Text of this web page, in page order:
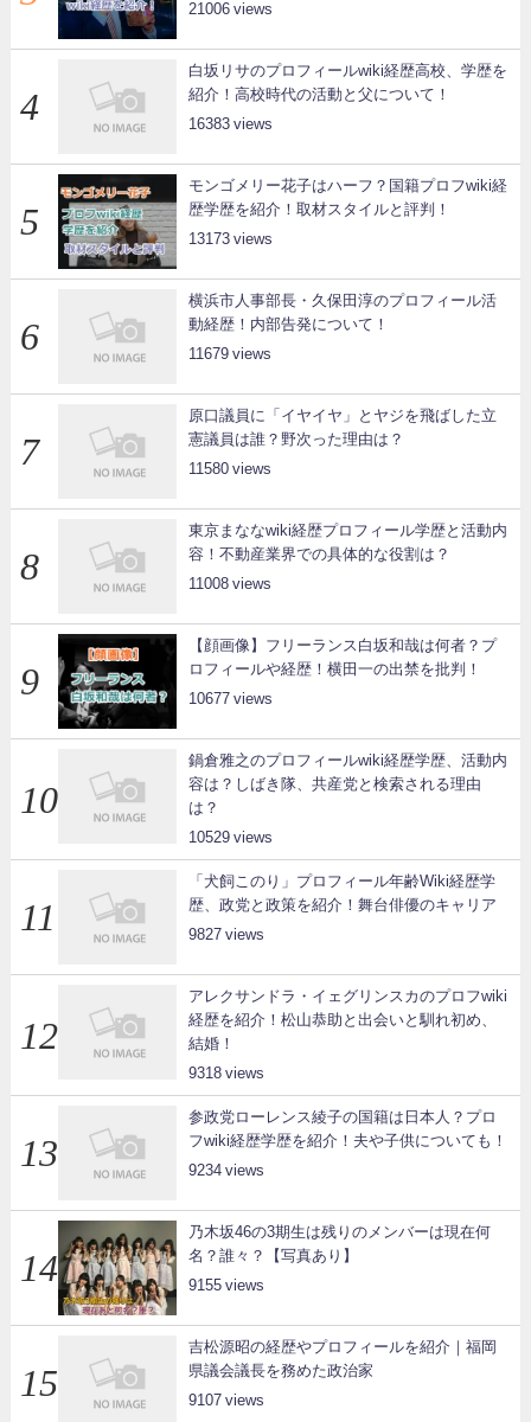
21006
白坂リサのプロフィールwiki経歴高校、学歴を
紹介！高校時代の活動と父について！
16383
モンゴメリー花子はハーフ？国籍プロフwiki経
歴学歴を紹介！取材スタイルと評判！
13173
横浜市人事部長・久保田淳のプロフィール活
動経歴！内部告発について！
11679
原口議員に「イヤイヤ」とヤジを飛ばした立
憲議員は誰？野次った理由は？
11580
東京まななwiki経歴プロフィール学歴と活動内
容！不動産業界での具体的な役割は？
11008
【顔画像】フリーランス白坂和哉は何者？プ
ロフィールや経歴！横田一の出禁を批判！
10677
鍋倉雅之のプロフィールwiki経歴学歴、活動内
容は？しばき隊、共産党と検索される理由
は？
10529
「犬飼このり」プロフィール年齢Wiki経歴学
歴、政党と政策を紹介！舞台俳優のキャリア
9827
アレクサンドラ・イェグリンスカのプロフwiki
経歴を紹介！松山恭助と出会いと馴れ初め、
結婚！
9318
参政党ローレンス綾子の国籍は日本人？プロ
フwiki経歴学歴を紹介！夫や子供についても！
9234
乃木坂46の3期生は残りのメンバーは現在何
名？誰々？【写真あり】
9155
吉松源昭の経歴やプロフィールを紹介｜福岡
県議会議長を務めた政治家
9107